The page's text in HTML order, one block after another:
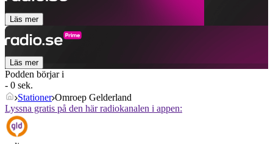
Läs mer
Läs mer
Podden börjar i
- 0 sek.
Stationer Omroep Gelderland
Lyssna gratis på den här radiokanalen i appen: